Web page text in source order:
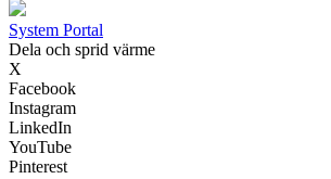
System Portal
Dela och sprid värme
X
Facebook
Instagram
LinkedIn
YouTube
Pinterest